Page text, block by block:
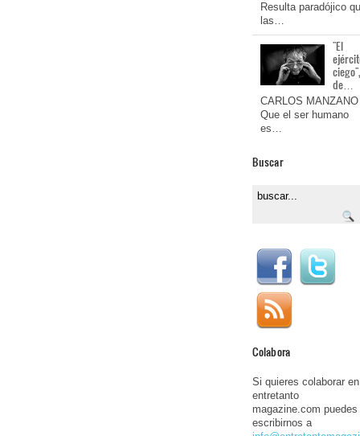
Resulta paradójico
las…
"El
de…
CARLOS MANZANO
Que el ser humano
es…
Buscar
Colabora
Si quieres colaborar en
entretanto
magazine.com puedes
escribirnos a